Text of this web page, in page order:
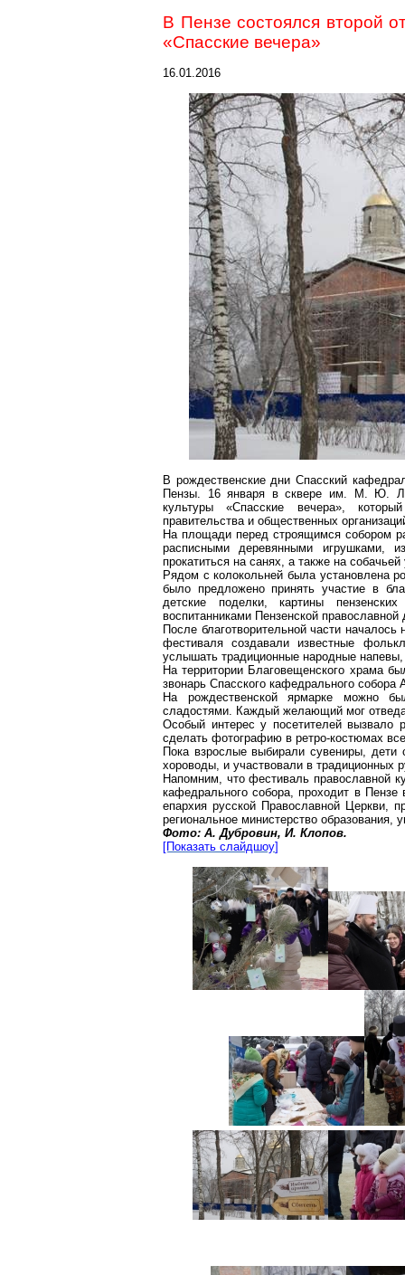
В Пензе состоялся второй
«Спасские вечера»
16.01.2016
В рождественские дни Спасский
Пензы. 16 января в сквере им. М. Ю.
культуры «Спасские вечера»,
правительства и общественных
На площади перед строящимся собором
расписными деревянными
прокатиться на санях, а также на собачьей
Рядом с колокольней была установлена
было предложено принять участие в
детские поделки, картины
воспитанниками Пензенской
После благотворительной части
фестиваля создавали известные
услышать традиционные народные
На территории Благовещенского храма
звонарь Спасского кафедрального собора
На рождественской ярмарке можно
сладостями. Каждый желающий мог
Особый интерес у посетителей вызвало
сделать фотографию в ретро-костюмах
Пока взрослые выбирали сувениры, дети
хороводы, и участвовали в традиционных
Напомним, что фестиваль православной
кафедрального собора, проходит в Пензе
епархия русской Православной Церкви,
региональное министерство образования,
Фото: А. Дубровин, И. Клопов.
[Показать слайдшоу]